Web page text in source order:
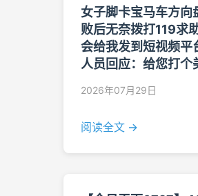
女子脚卡宝马车方向
败后无奈拨打119求
会给我发到短视频平
人员回应：给您打个
2026年07月29日
阅读全文 →